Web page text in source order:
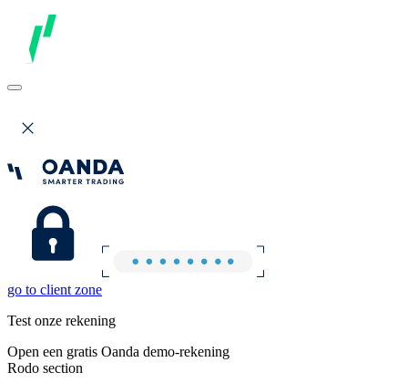
go to client zone
Test onze rekening
Open een gratis Oanda demo-rekening
Rodo section